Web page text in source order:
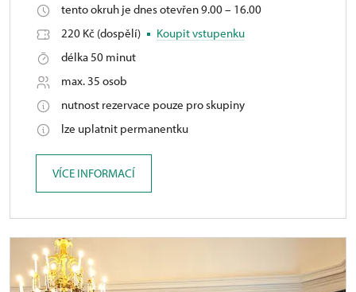
tento okruh je dnes otevřen 9.00 – 16.00
220 Kč (dospělí)
Koupit vstupenku
délka 50 minut
max. 35 osob
nutnost rezervace pouze pro skupiny
lze uplatnit permanentku
VÍCE INFORMACÍ